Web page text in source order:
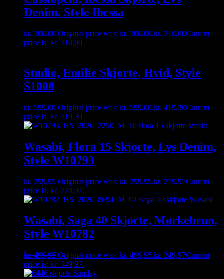
Denim, Style Ibessa
kr.300,00 Original price was: kr. 300,00.kr. 210,00Current
price is: kr. 210,00.
Studio, Emilie Skjorte, Hvid, Style
S1008
kr.599,00 Original price was: kr. 599,00.kr. 419,30Current
price is: kr. 419,30.
Wasabi, Flora 15 Skjorte, Lys Denim,
Style W10793
kr.399,95 Original price was: kr. 399,95.kr. 279,97Current
price is: kr. 279,97.
Wasabi, Saga 40 Skjorte, Mørkebrun,
Style W10782
kr.499,95 Original price was: kr. 499,95.kr. 349,97Current
price is: kr. 349,97.